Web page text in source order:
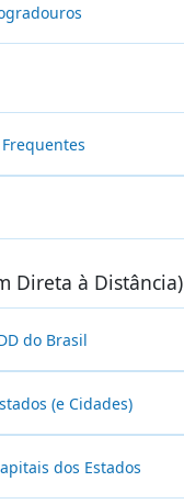
Direta à Distância)
do Brasil
(e Cidades)
dos Estados